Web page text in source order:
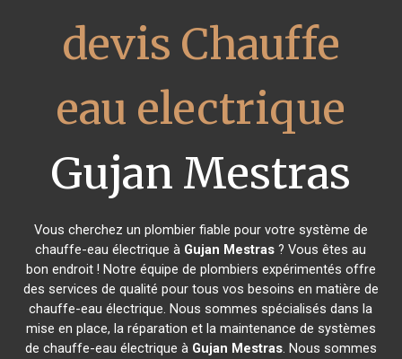
devis Chauffe
eau electrique
Gujan Mestras
Vous cherchez un plombier fiable pour votre système de
chauffe-eau électrique à Gujan Mestras ? Vous êtes au
bon endroit ! Notre équipe de plombiers expérimentés offre
des services de qualité pour tous vos besoins en matière de
chauffe-eau électrique. Nous sommes spécialisés dans la
mise en place, la réparation et la maintenance de systèmes
de chauffe-eau électrique à Gujan Mestras. Nous sommes